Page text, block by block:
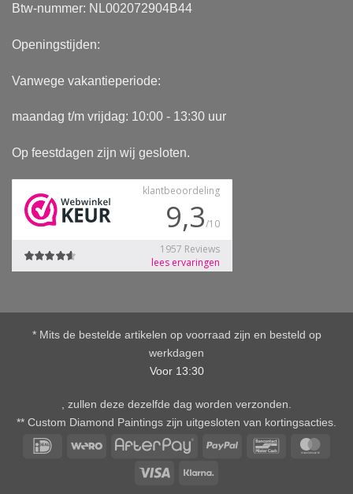
Btw-nummer: NL002072904B44
Openingstijden:
Vanwege vakantieperiode:
maandag t/m vrijdag: 10:00 - 13:30 uur
Op feestdagen zijn wij gesloten.
* Mits de bestelde artikelen op voorraad zijn en besteld op
werkdagen
Voor 13:30
, zullen deze dezelfde dag worden verzonden.
** Custom Diamond Paintings zijn uitgesloten van kortingsacties.
IDeal
Wero AfterPayPayPal Bancontact
Visa